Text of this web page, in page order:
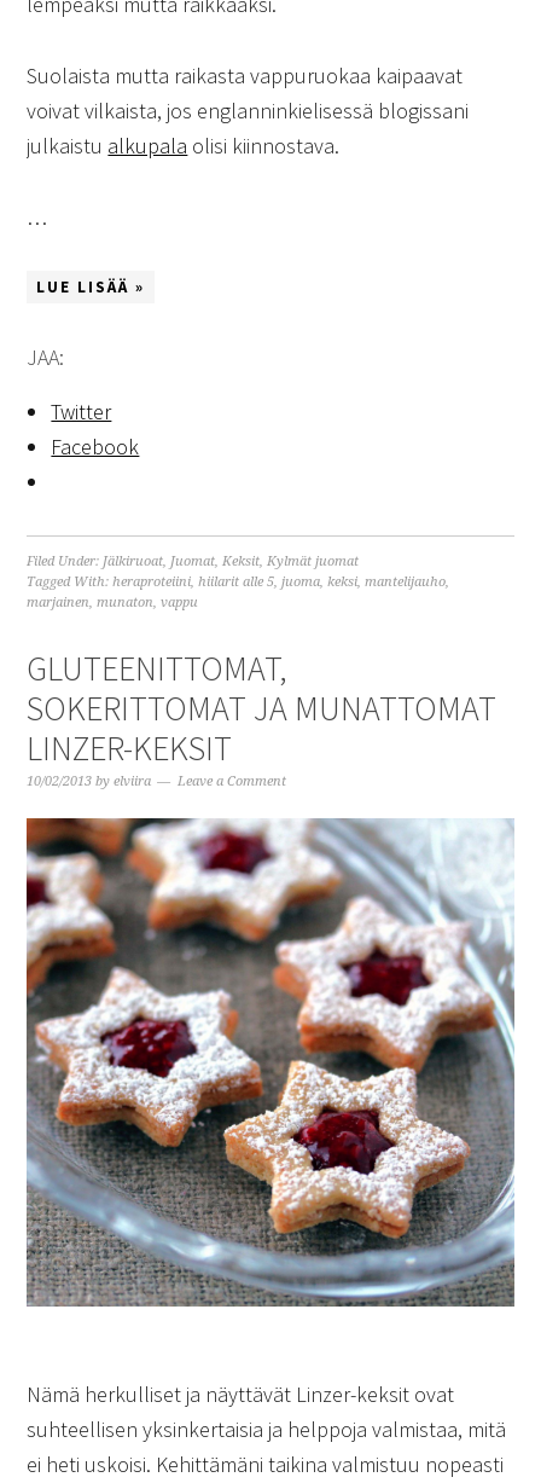
Suolaista mutta raikasta vappuruokaa kaipaavat
voivat vilkaista, jos englanninkielisessä blogissani
julkaistu alkupala olisi kiinnostava.
…
LUE LISÄÄ »
JAA:
Twitter
Facebook
Filed Under: Jälkiruoat, Juomat,Keksit,Kylmät juomat
Tagged With:heraproteiini,hiilarit alle 5,juoma,keksi,mantelijauho,
marjainen,munaton,vappu
GLUTEENITTOMAT,
SOKERITTOMAT JA MUNATTOMAT
LINZER-KEKSIT
10/02/2013 byelviira Leave a Comment
Nämä herkulliset ja näyttävät Linzer-keksit ovat
suhteellisen yksinkertaisia ja helppoja valmistaa, mitä
ei heti uskoisi. Kehittämäni taikina valmistuu nopeasti